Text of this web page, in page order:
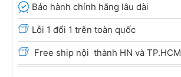
Bảo hành chính hãng lâu dài
Lỗi 1 đổi 1 trên toàn quốc
Free ship nội thành HN và TP.HCM